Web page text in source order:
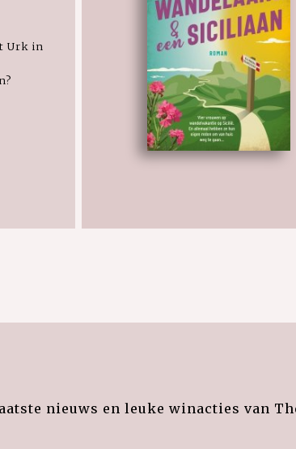
Urk in
nieuws en leuke winacties van